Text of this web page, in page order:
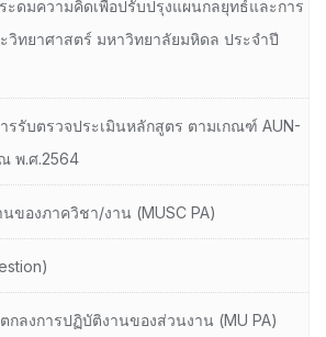
ะดมความคิดเพื่อปรับปรุงแผนกลยุทธ์และการ
วิทยาศาสตร์ มหาวิทยาลัยมหิดล ประจำปี
รับตรวจประเมินหลักสูตร ตามเกณฑ์ AUN-
พ.ศ.2564
ของภาควิชา/งาน (MUSC PA)
ลงการปฏิบัติงานของส่วนงาน (MU PA)